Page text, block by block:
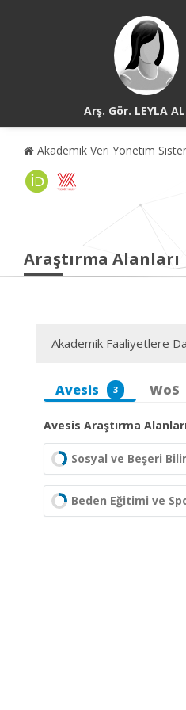
Arş. Gör. LEYLA
Akademik Veri Yönetim
Araştırma Alanları
Akademik Faaliyetlere
Avesis 3 WoS
Avesis Araştırma Alanları
Sosyal ve Beşeri
Beden Eğitimi ve